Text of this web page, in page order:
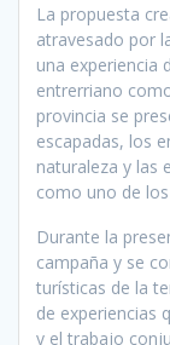
La propuesta
atravesado por
una experiencia
entrerriano
provincia se
escapadas, los
naturaleza y las
como uno de
Durante la
campaña y se
turísticas de la
de experiencias
y el trabajo